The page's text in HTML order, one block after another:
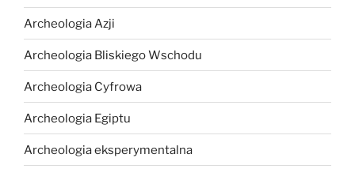
Archeologia Azji
Archeologia Bliskiego Wschodu
Archeologia Cyfrowa
Archeologia Egiptu
Archeologia eksperymentalna